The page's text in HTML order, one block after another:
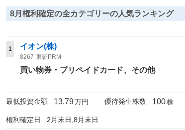
8月権利確定の全カテゴリーの人気ランキング
1 イオン(株)
8267 東証PRM
買い物券・プリペイドカード その他
最低投資金額 13.79万円 優待発生株数 100株
権利確定日 2月末日,8月末日